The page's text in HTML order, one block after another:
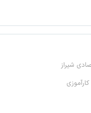
شیراز
کارآموزی